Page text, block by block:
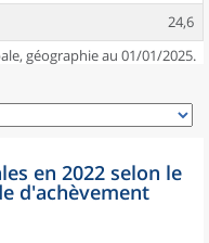
24,6
géographie au 01/01/2025.
en 2022 selon le
d'achèvement